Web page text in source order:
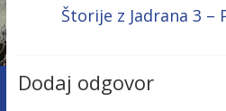
Štorije z Jadrana 3 –
Dodaj odgovor